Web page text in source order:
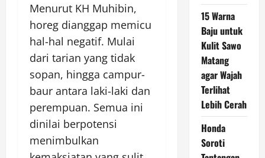
Menurut KH Muhibin,
horeg dianggap memicu
hal-hal negatif. Mulai
dari tarian yang tidak
sopan, hingga campur-
baur antara laki-laki dan
perempuan. Semua ini
dinilai berpotensi
menimbulkan
15 Warna
Baju untuk
Kulit Sawo
Matang
agar Wajah
Terlihat
Lebih Cerah
Honda
Soroti